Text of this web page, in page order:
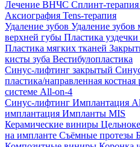
Лечение ВНЧС Сплинт-терапия
Аксиография Tens-терапия
Удаление зубов Удаление зубов
верхней губы Пластика уздечки
Пластика мягких тканей
кисты зуба Вестибулопластика
Синус-лифтинг закрытый
пластика/направленная костная
системе All-on-4
Синус-лифтинг Имплантация
имплантация Импланты MIS
Керамические виниры
на импланте Съёмные протезы